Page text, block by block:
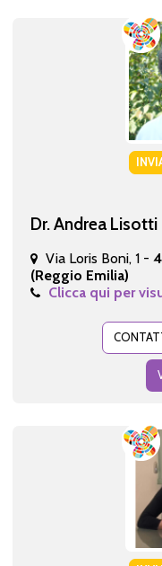
Dr. Andrea Lisotti
Via Loris Boni, 1 -
(Reggio Emilia)
Clicca qui per